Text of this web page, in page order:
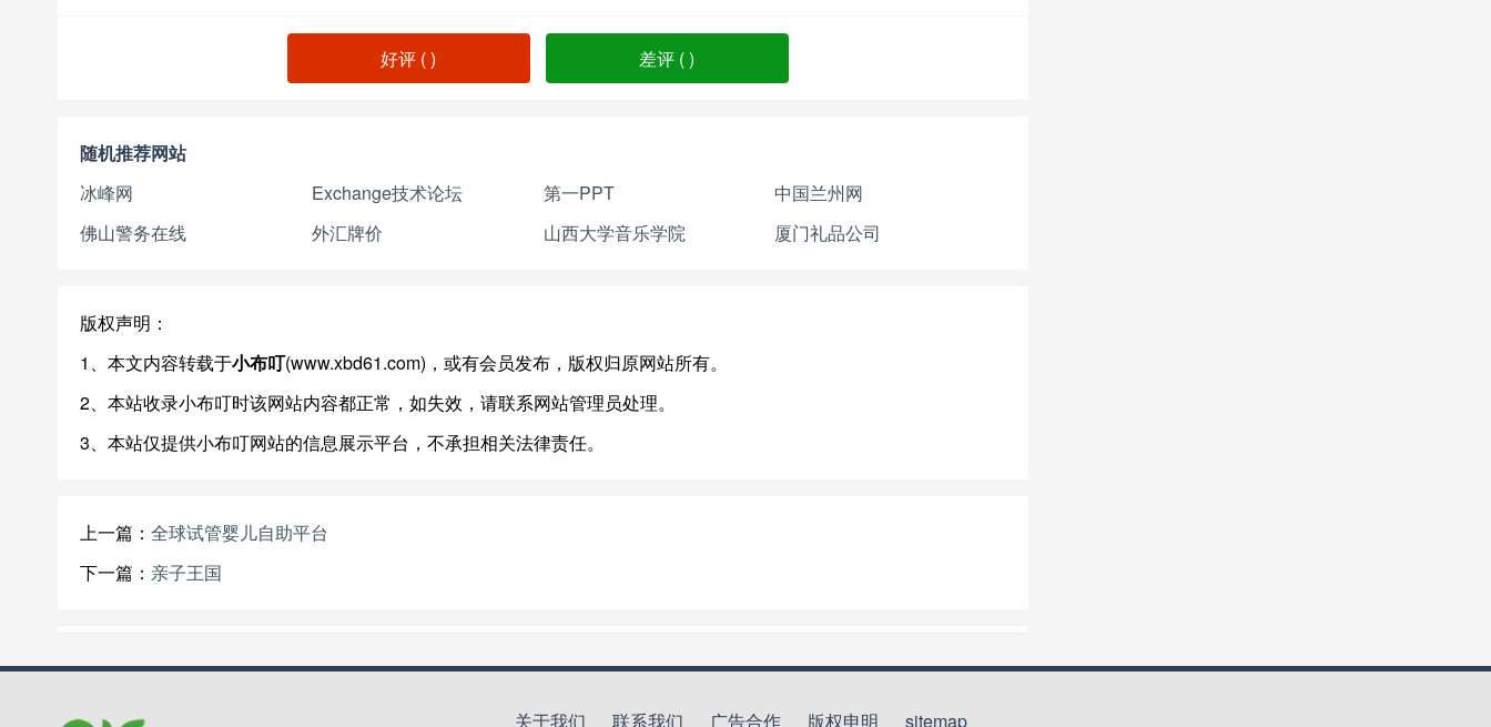
好评 () 差评 ()
随机推荐网站
冰峰网
Exchange技术论坛 第一PPT
中国兰州网
佛山警务在线
外汇牌价 山西大学音乐学院 厦门礼品公司
版权声明：
1、本文内容转载于小布叮(www.xbd61.com)，或有会员发布，版权归原网站所有。
2、本站收录小布叮时该网站内容都正常，如失效，请联系网站管理员处理。
3、本站仅提供小布叮网站的信息展示平台，不承担相关法律责任。
上一篇： 全球试管婴儿自助平台
下一篇： 亲子王国
关于我们 联系我们 广告合作 版权申明 sitemap